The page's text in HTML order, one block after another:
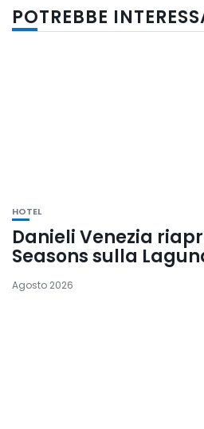
POTREBBE
HOTEL
Danieli Venezia
Seasons sulla
Agosto 2026